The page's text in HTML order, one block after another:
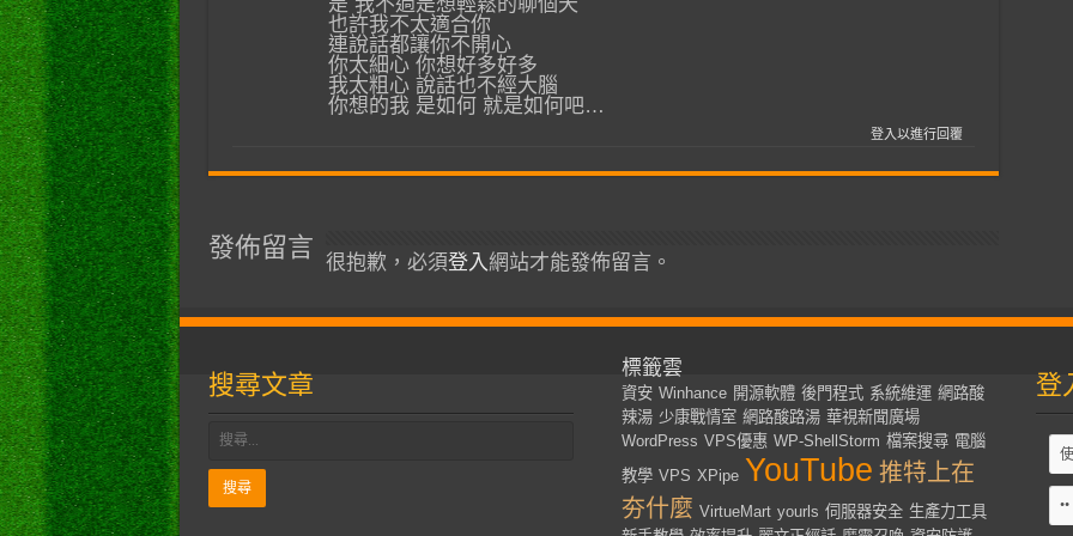
也許我不太適合你
連說話都讓你不開心
你太細心 你想好多好多
我太粗心 說話也不經大腦
你想的我 是如何 就是如何吧…
登入以進行回覆
發佈留言
很抱歉，必須登入網站才能發佈留言。
搜尋文章
標籤雲
資安 Winhance 開源軟體 後門程式 系統維運 網路酸
辣湯 少康戰情室 網路酸路湯 華視新聞廣場
WordPress VPS優惠 WP-ShellStorm 檔案搜尋 電腦
教學 VPS XPipe YouTube 推特上在
夯什麼 VirtueMart yourls 伺服器安全 生產力工具
登